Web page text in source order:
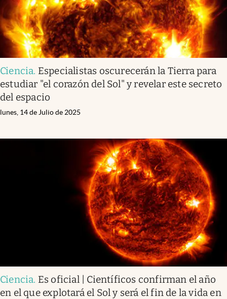
Ciencia. Especialistas oscurecerán la Tierra para
estudiar "el corazón del Sol" y revelar este secreto
del espacio
lunes, 14 de Julio de 2025
Ciencia. Es oficial | Científicos confirman el año
en el que explotará el Sol y será el fin de la vida en